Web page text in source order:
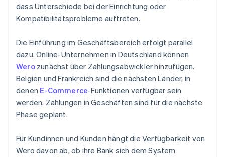
dass Unterschiede bei der Einrichtung oder
Kompatibilitätsprobleme auftreten.
Die Einführung im Geschäftsbereich erfolgt parallel
dazu. Online-Unternehmen in Deutschland können
Werozunächst über Zahlungsabwickler hinzufügen.
Belgien und Frankreich sind die nächsten Länder, in
denen E-Commerce-Funktionen verfügbar sein
werden. Zahlungen in Geschäften sind für die nächste
Phase geplant.
Für Kundinnen und Kunden hängt die Verfügbarkeit von
Wero davon ab, ob ihre Bank sich dem System